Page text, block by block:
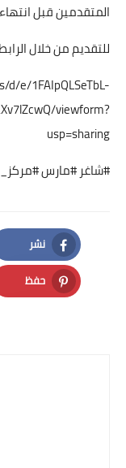
المتقدمين قبل انتهاء
للتقديم من خلال
e/1FAIpQLSeTbL-
viewform?
usp=sharing
#شاغر #مارس
نشر
Facebook
حفظ
Pinterest